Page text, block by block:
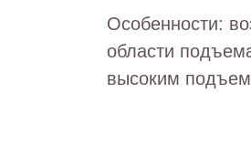
Особенности:
области
высоким